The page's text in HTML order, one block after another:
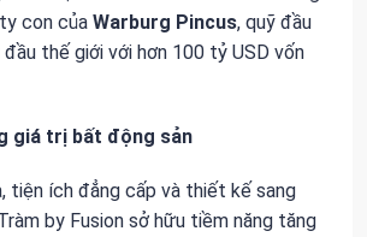
con của Warburg Pincus, quỹ đầu
thế giới với hơn 100 tỷ USD vốn
giá trị bất động sản
tiện ích đẳng cấp và thiết kế sang
by Fusion sở hữu tiềm năng tăng